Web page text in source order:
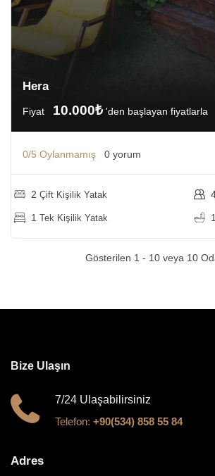
Hera
Fiyat 10.000₺ 'den başlayan fiyatlarla
0/5 Oylanmamış 0 yorum
2 Çift Kişilik Yatak
1 Tek Kişilik Yatak 1
Gösterilen 1 - 10 veya 10
Bize Ulaşın
7/24 Ulaşabilirsiniz
Telefon: +90(534) 858 55 84
Adres